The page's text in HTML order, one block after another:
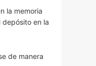
la memoria
en la
de manera